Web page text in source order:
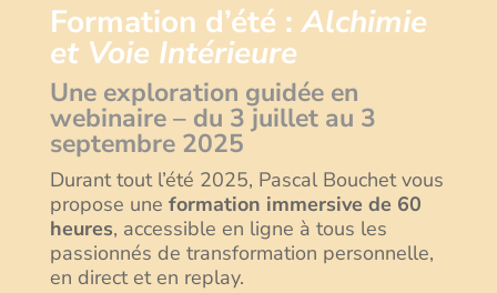
Formation d’été :Alchimie
et Voie Intérieure
Une exploration guidée en
webinaire – du 3 juillet au 3
septembre 2025
Durant tout l’été 2025, Pascal Bouchet vous
propose une formation immersive de 60
heures, accessible en ligne à tous les
passionnés de transformation personnelle,
en direct et en replay.